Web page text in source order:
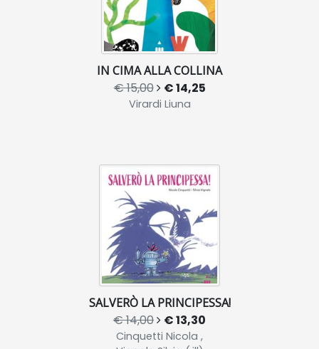
IN CIMA ALLA COLLINA
€ 15,00 € 14,25
Virardi Liuna
SALVERÒ LA PRINCIPESSA!
€ 14,00 € 13,30
Cinquetti Nicola ,